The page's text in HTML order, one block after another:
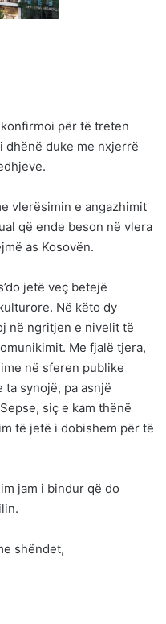
për të treten
dhënë duke me nxjerrë
vlerësimin e angazhimit
që ende beson në vlera
as Kosovën.
jetë veç betejë
Në këto dy
në ngritjen e nivelit të
Me fjalë tjera,
në sferen publike
ta synojë, pa asnjë
siç e kam thënë
të jetë i dobishem për të
jam i bindur që do
shëndet,